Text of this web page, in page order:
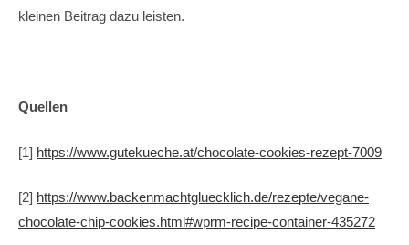
kleinen Beitrag dazu leisten.
Quellen
[1] https://www.gutekueche.at/chocolate-cookies-rezept-7009
[2] https://www.backenmachtgluecklich.de/rezepte/vegane-
chocolate-chip-cookies.html#wprm-recipe-container-435272